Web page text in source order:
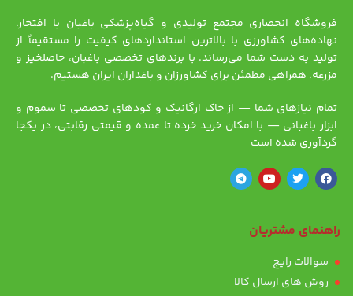
فروشگاه انحصاری مجتمع تولیدی و گیاه‌پزشکی باغبان با افتخار،
نهاده‌های کشاورزی با بالاترین استانداردهای کیفیت را مستقیماً از
تولید به دست شما می‌رساند. با برندهای تخصصی باغبان، حاصلخیز و
مزرعه، همراهی مطمئن برای کشاورزان و باغداران ایران هستیم.
تمام نیازهای شما — از خاک ارگانیک و کودهای تخصصی تا سموم و
ابزار باغبانی — با امکان خرید خرده تا عمده و قیمتی رقابتی، در یکجا
گردآوری شده است
راهنمای مشتریان
سوالات رایج
روش های ارسال کالا